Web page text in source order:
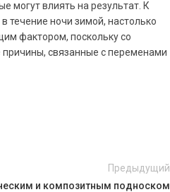
могут влиять на результат. К
течение ночи зимой, настолько
фактором, поскольку со
связанные с переменами
Предыдущий
и композитным подноском